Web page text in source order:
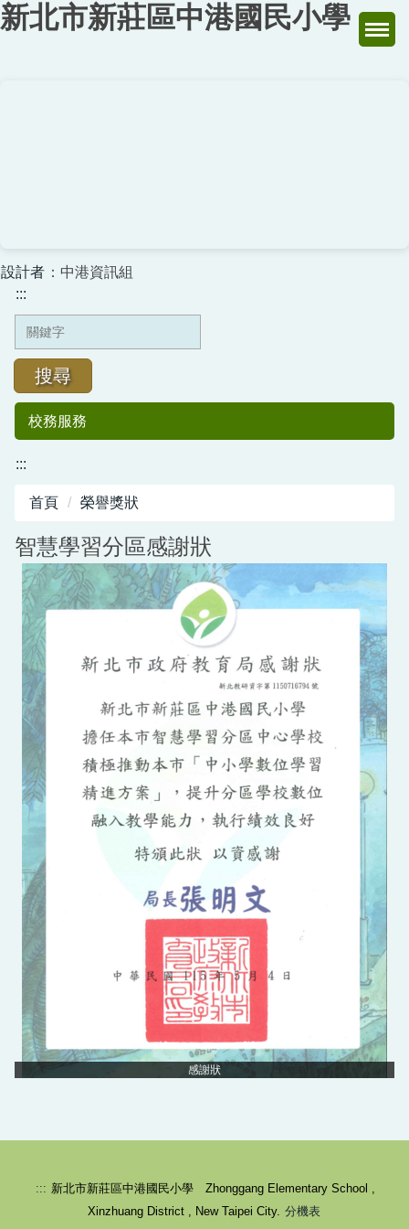
跳
到
新北市新莊區中港國民小學
設計者 ：中港資訊組
:::
搜尋
校務服務
週年紀念專刊
校園健康守則-生病不上學
:::
首頁 榮譽獎狀
智慧學習分區感謝狀
感謝狀
::: 新北市新莊區中港國民小學 Zhonggang Elementary School ,
Xinzhuang District , New Taipei City. 分機表